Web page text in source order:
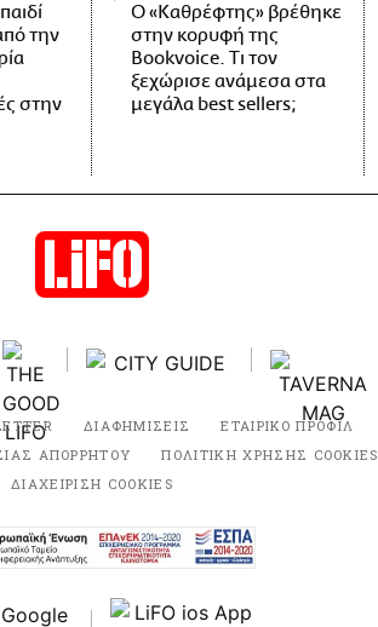
την
στην
Ο «Καθρέφτης» βρέθηκε
στην κορυφή της
Bookvoice. Τι τον
ξεχώρισε ανάμεσα στα
μεγάλα best sellers;
ΔΙΑΦΗΜΙΣΕΙΣ ΕΤΑΙΡΙΚΟ ΠΡΟΦΙΛ
ΑΠΟΡΡΗΤΟΥ
ΠΟΛΙΤΙΚΗ ΧΡΗΣΗΣ COOKIES
ΔΙΑΧΕΙΡΙΣΗ COOKIES